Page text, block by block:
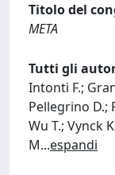
Titolo del
META
Tutti gli
Intonti F.;
Pellegrino D.;
Wu T.; Vynck
M...espandi